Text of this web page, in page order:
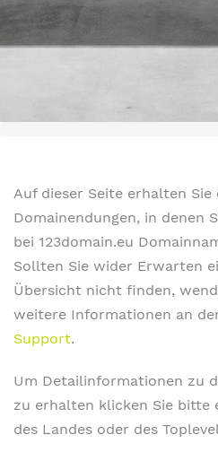
Auf dieser Seite erhalten
Domainendungen, in denen
bei 123domain.eu
Sollten Sie wider Erwarten
Übersicht nicht finden,
weitere Informationen an
Support.
Um Detailinformationen zu
zu erhalten klicken Sie bitte
des Landes oder des